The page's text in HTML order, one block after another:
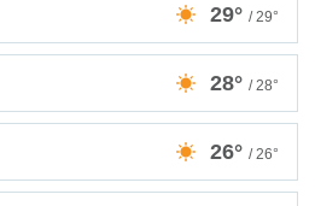
29° / 29°
28° / 28°
26° / 26°